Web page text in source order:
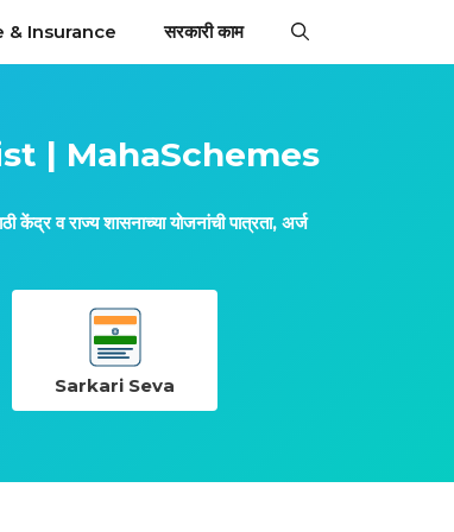
& Insurance सरकारी काम
| MahaSchemes
व राज्य शासनाच्या योजनांची पात्रता, अर्ज
Sarkari Seva